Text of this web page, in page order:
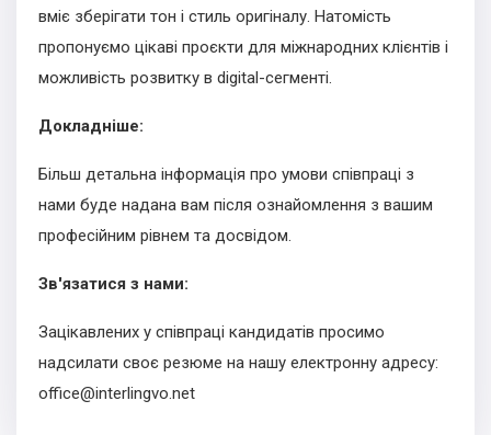
вміє зберігати тон і стиль оригіналу. Натомість
пропонуємо цікаві проєкти для міжнародних клієнтів і
можливість розвитку в digital-сегменті.
Докладніше:
Більш детальна інформація про умови співпраці з
нами буде надана вам після ознайомлення з вашим
професійним рівнем та досвідом.
Зв'язатися з нами:
Зацікавлених у співпраці кандидатів просимо
надсилати своє резюме на нашу електронну адресу:
office@interlingvo.net